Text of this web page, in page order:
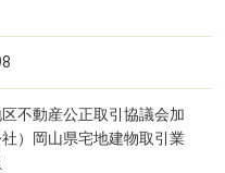
不動産公正取引協議会加
）岡山県宅地建物取引業